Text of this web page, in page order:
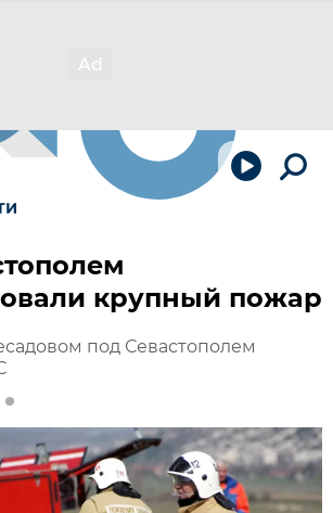
крупный пожар
под Севастополем